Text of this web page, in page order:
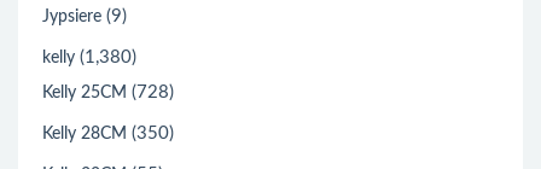
Jypsiere (9)
kelly (1,380)
Kelly 25CM (728)
Kelly 28CM (350)